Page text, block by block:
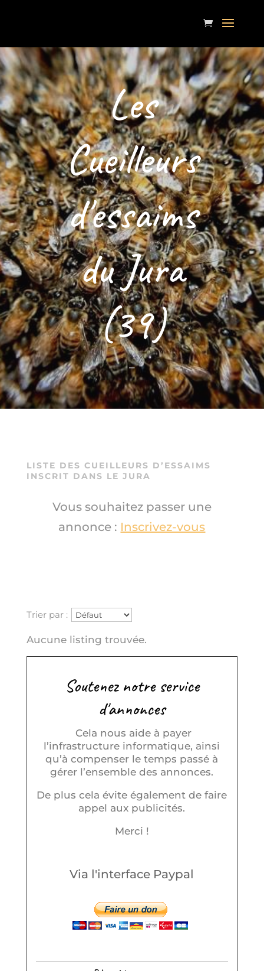
Les
Cueilleurs
d'essaims
du Jura
(39)
–
LISTE DES CUEILLEURS D’ESSAIMS
INSCRIT DANS LE JURA
Vous souhaitez passer une
annonce : Inscrivez-vous
Trier par :
Aucune listing trouvée.
Soutenez notre service
d'annonces
Cela nous aide à payer
l’infrastructure informatique, ainsi
qu’à compenser le temps passé à
gérer l’ensemble des annonces.
De plus cela évite également de faire
appel aux publicités.
Merci !
Via l'interface Paypal